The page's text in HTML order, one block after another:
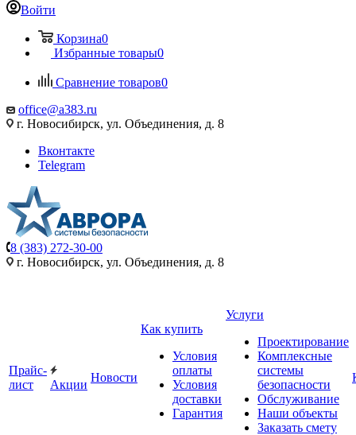
Войти
Корзина0
Избранные товары0
Сравнение товаров0
office@a383.ru
г. Новосибирск, ул. Объединения, д. 8
Вконтакте
Telegram
8 (383) 272-30-00
г. Новосибирск, ул. Объединения, д. 8
Прайс-
лист
Акции
Новости
Как купить
Условия
оплаты
Условия
доставки
Гарантия
Услуги
Проектирование
Комплексные
системы
безопасности
Обслуживание
Наши объекты
Заказать смету